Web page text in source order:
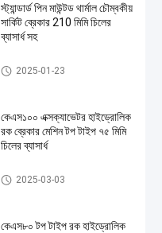
স্ট্যান্ডার্ড পিন মাউন্টড থার্মাল চৌম্বকীয়
সার্কিট ব্রেকার 210 মিমি চিলের
ব্যাসার্ধ সহ
টপ টাইপ পিন মাউন্ট করা ব্রেকার
2025-01-23
কেএস১০০ এক্সক্যাভেটর হাইড্রোলিক
রক ব্রেকার মেশিন টপ টাইপ ৭৫ মিমি
চিলের ব্যাসার্ধ
টপ টাইপ হাইড্রোলিক ব্রেকার
2025-03-03
কেএস৮০ টপ টাইপ রক হাইড্রোলিক